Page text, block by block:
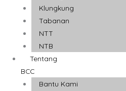
Klungkung
Tabanan
NTT
NTB
Tentang
BCC
Bantu Kami